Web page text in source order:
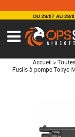
DU 29/07 AU 28/
Accueil >
Fusils à pompe Tokyo